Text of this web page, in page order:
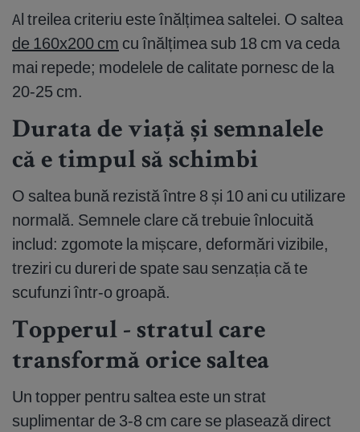
Al treilea criteriu este înălțimea saltelei. O saltea
de 160x200 cm cu înălțimea sub 18 cm va ceda
mai repede; modelele de calitate pornesc de la
20-25 cm.
Durata de viață și semnalele
că e timpul să schimbi
O saltea bună rezistă între 8 și 10 ani cu utilizare
normală. Semnele clare că trebuie înlocuită
includ: zgomote la mișcare, deformări vizibile,
treziri cu dureri de spate sau senzația că te
scufunzi într-o groapă.
Topperul - stratul care
transformă orice saltea
Un topper pentru saltea este un strat
suplimentar de 3-8 cm care se plasează direct